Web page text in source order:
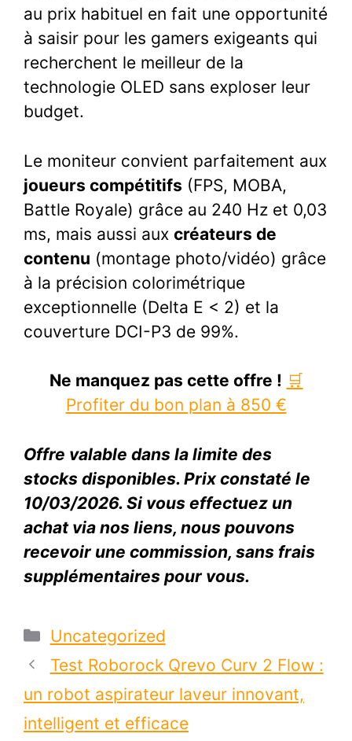
au prix habituel en fait une opportunité
à saisir pour les gamers exigeants qui
recherchent le meilleur de la
technologie OLED sans exploser leur
budget.
Le moniteur convient parfaitement aux
joueurs compétitifs (FPS, MOBA,
Battle Royale) grâce au 240 Hz et 0,03
ms, mais aussi aux créateurs de
contenu (montage photo/vidéo) grâce
à la précision colorimétrique
exceptionnelle (Delta E < 2) et la
couverture DCI-P3 de 99%.
Ne manquez pas cette offre ! 🛒
Profiter du bon plan à 850 €
Offre valable dans la limite des
stocks disponibles. Prix constaté le
10/03/2026. Si vous effectuez un
achat via nos liens, nous pouvons
recevoir une commission, sans frais
supplémentaires pour vous.
Catégories
Uncategorized
Test Roborock Qrevo Curv 2 Flow :
un robot aspirateur laveur innovant,
intelligent et efficace